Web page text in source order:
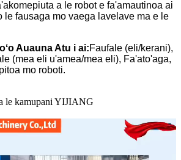
a le robot e fa'amautinoa ai
le fausaga mo vaega lavelave ma e le
Auauna Atu i ai:Faufale (eli/kerani),
(mea eli u'amea/mea eli), Fa'ato'aga,
mo roboti.